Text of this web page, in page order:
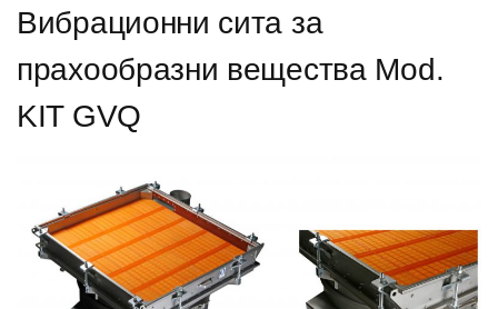
Вибрационни сита за
прахообразни вещества Mod.
KIT GVQ